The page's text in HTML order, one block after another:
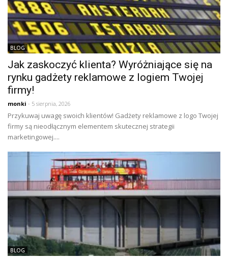
BLOG
Jak zaskoczyć klienta? Wyróżniające się na
rynku gadżety reklamowe z logiem Twojej
firmy!
monki - 5 sierpnia, 2026
Przykuwaj uwagę swoich klientów! Gadżety reklamowe z logo Twojej
firmy są nieodłącznym elementem skutecznej strategii
marketingowej....
BLOG